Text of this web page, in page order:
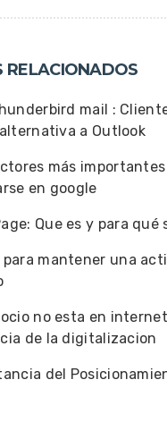
RELACIONADOS
mail :
a Outlook
más
en google
Que es y para qué
para mantener una
no esta en
de la digitalizacion
del